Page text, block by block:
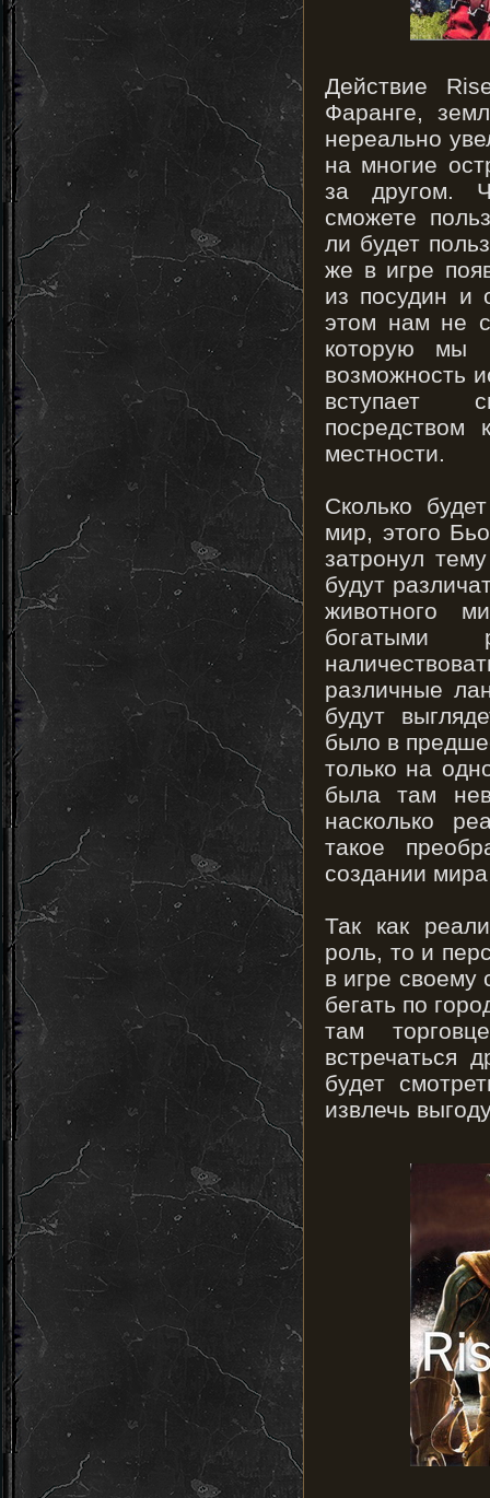
Действие
Фаранге,
нереально
на многие
за другом.
сможете
ли будет
же в игре
из посудин и
этом нам не
которую мы
возможность
вступает
посредством
местности.
Сколько
мир, этого
затронул
будут
животного
богатыми
различные
будут
было в
только на
была там
насколько
такое
создании
Так как
роль, то и
в игре своему
бегать по
там
встречаться
будет
извлечь